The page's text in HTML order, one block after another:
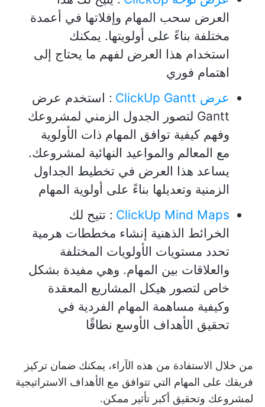
العرض سحب المهام وإفلاتها في أعمدة
مختلفة بناءً على أولويتها. يمكنك
استخدام هذا العرض لفهم ما يحتاج إلى
اهتمام فوري
عرض ClickUp Gantt
: استخدم عرض
Gantt لتصور الجدول الزمني لمشروعك
وفهم كيفية توافق المهام ذات الأولوية
مع المعالم والمواعيد النهائية لمشروعك.
يساعد هذا العرض في تخطيط الجداول
الزمنية وتعديلها بناءً على أولوية المهام
ClickUp Mind Maps
: تتيح لك
الخرائط الذهنية إنشاء مخططات هرمية
تحدد مستويات الأولويات المختلفة
والعلاقات بين المهام. وهي مفيدة بشكل
خاص لتصور هيكل المشاريع المعقدة
وكيفية مساهمة المهام الفردية في
تحقيق الأهداف الأوسع نطاقًا
من خلال الاستفادة من هذه الآراء، يمكنك ضمان تركيز
فريقك على المهام التي تتوافق مع الأهداف الاستراتيجية
لمشروعك وتحقيق أكبر تأثير ممكن.